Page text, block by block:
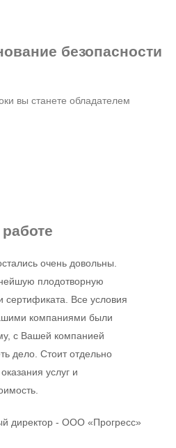
безопасности
вы станете обладателем
очень довольны.
плодотворную
сертификата. Все условия
компаниями были
с Вашей компанией
дело. Стоит отдельно
услуг и
директор - ООО «Прогресс»